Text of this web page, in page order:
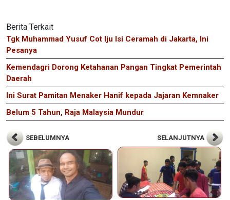
Berita Terkait
Tgk Muhammad Yusuf Cot Iju Isi Ceramah di Jakarta, Ini
Pesanya
Kemendagri Dorong Ketahanan Pangan Tingkat Pemerintah
Daerah
Ini Surat Pamitan Menaker Hanif kepada Jajaran Kemnaker
Belum 5 Tahun, Raja Malaysia Mundur
SEBELUMNYA SELANJUTNYA